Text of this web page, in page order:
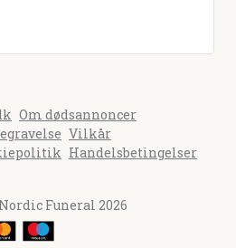
Om dødsannoncer
Vilkår
Handelsbetingelser
Funeral 2026